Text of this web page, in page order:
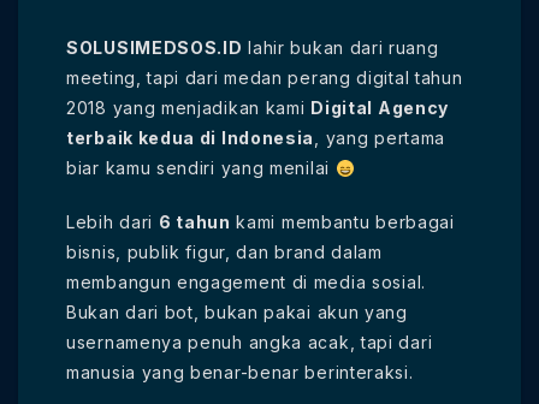
SOLUSIMEDSOS.ID lahir bukan dari ruang
meeting, tapi dari medan perang digital tahun
2018 yang menjadikan kami Digital Agency
terbaik kedua di Indonesia, yang pertama
biar kamu sendiri yang menilai
Lebih dari 6 tahun kami membantu berbagai
bisnis, publik figur, dan brand dalam
membangun engagement di media sosial.
Bukan dari bot, bukan pakai akun yang
usernamenya penuh angka acak, tapi dari
manusia yang benar-benar berinteraksi.